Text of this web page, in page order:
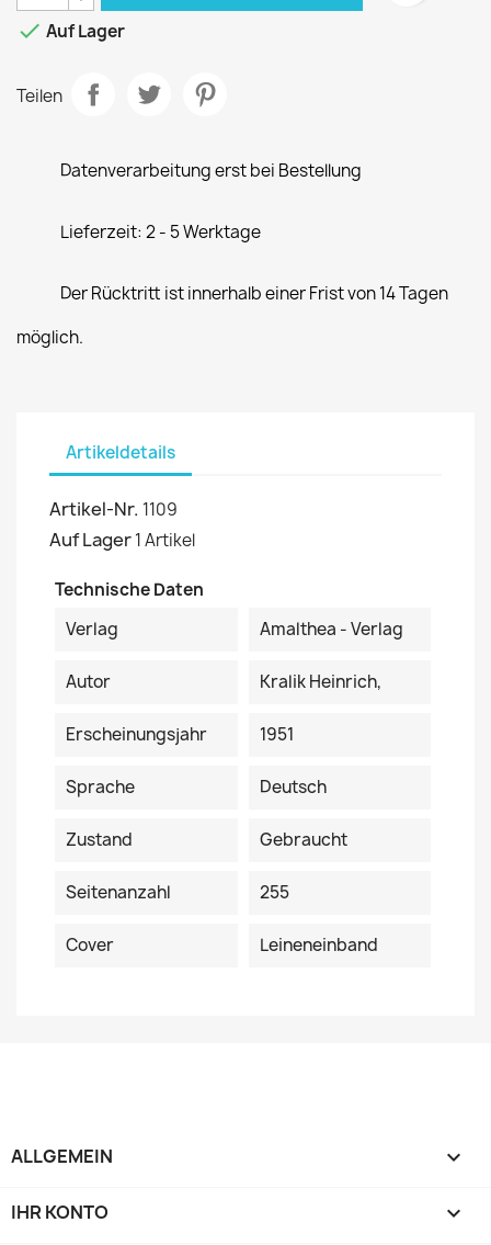
 Auf Lager
Teilen
Datenverarbeitung erst bei Bestellung
Lieferzeit: 2 - 5 Werktage
Der Rücktritt ist innerhalb einer Frist von 14 Tagen
möglich.
Artikeldetails
Artikel-Nr. 1109
Auf Lager1 Artikel
Technische Daten
Verlag
Amalthea - Verlag
Autor Kralik Heinrich,
Erscheinungsjahr 1951
Sprache Deutsch
Zustand Gebraucht
Seitenanzahl 255
Cover Leineneinband
ALLGEMEIN 
IHR KONTO 